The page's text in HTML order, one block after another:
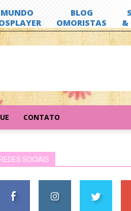
CONTATO
SOCIAIS